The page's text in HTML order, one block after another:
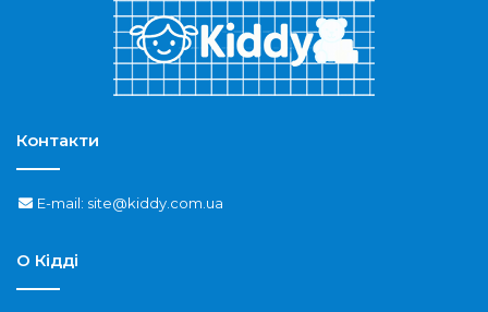
Контакти
E-mail: site@kiddy.com.ua
О Кідді